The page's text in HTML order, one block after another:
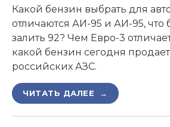
Какой бензин выбрать для
отличаются АИ-95 и АИ-95, что
залить 92? Чем Евро-3
какой бензин сегодня
российских АЗС.
ЧИТАТЬ ДАЛЕЕ →